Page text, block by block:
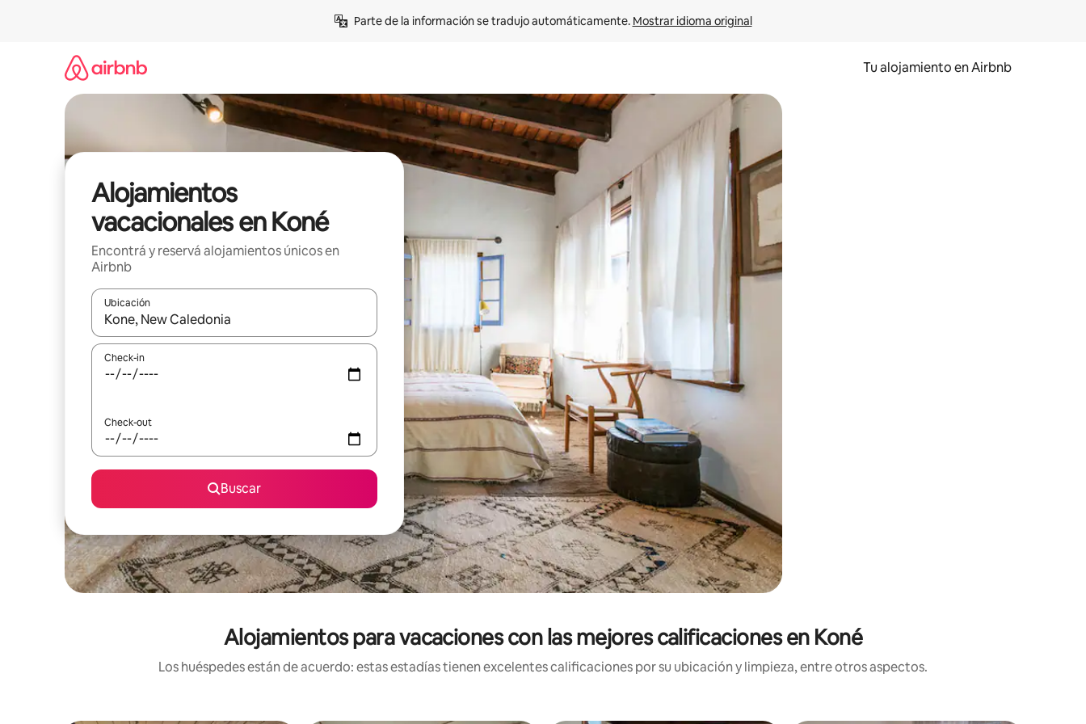
Parte de la información se tradujo automáticamente. Mostrar idioma original
Tu alojamiento en Airbnb
Alojamientos
vacacionales en Koné
Encontrá y reservá alojamientos únicos en
Airbnb
Ubicación
Cuando los resultados estén disponibles, navegá con las teclas de flecha hacia arriba y hacia abajo o explorá deslizando el dedo.
Check-in
Check-out
Buscar
Alojamientos para vacaciones con las mejores calificaciones en Koné
Los huéspedes están de acuerdo: estas estadías tienen excelentes calificaciones por su ubicación y limpieza, entre otros aspectos.